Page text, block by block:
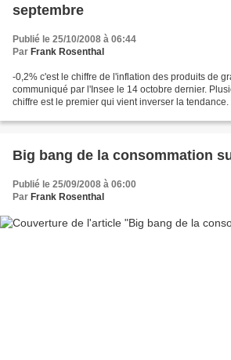
septembre
Publié le 25/10/2008 à 06:44
Par Frank Rosenthal
-0,2% c'est le chiffre de l'inflation des produits de
communiqué par l'Insee le 14 octobre dernier.
chiffre est le premier qui vient inverser la
Big bang de la consommation
Publié le 25/09/2008 à 06:00
Par Frank Rosenthal